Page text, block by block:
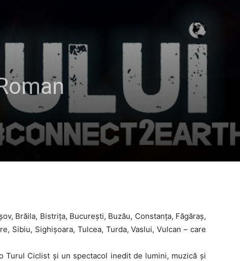
Brăila, Bistriţa, Bucureşti, Buzău, Constanţa, Făgăraş,
Sibiu, Sighişoara, Tulcea, Turda, Vaslui, Vulcan – care
Turul Ciclist și un spectacol inedit de lumini, muzică și